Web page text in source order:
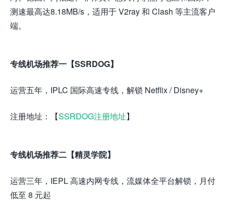
测速最高达8.18MB/s，适用于 V2ray 和 Clash 等主流客户
端。
专线机场推荐一【SSRDOG】
运营五年，IPLC 国际高速专线，解锁 Netflix / Disney+
注册地址：【SSRDOG注册地址】
专线机场推荐二【精灵学院】
运营三年，IEPL 高速内网专线，流媒体全平台解锁，月付
低至 8 元起